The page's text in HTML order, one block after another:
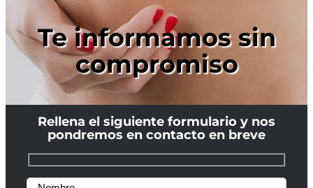
Te informamos sin
compromiso
Rellena el siguiente formulario y nos
pondremos en contacto en breve